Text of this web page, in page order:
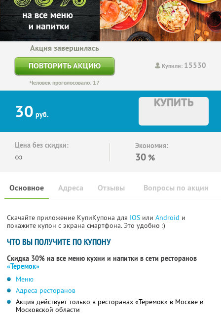
Купили: 15530
Акция завершилась
ПОВТОРИТЬ АКЦИЮ
Человек проголосовало: 17
30 руб.
КУПИТЬ
Цена без скидки:
∞
Экономия:
30 %
Основное Отзывы Вопросы по акции
Адреса
Скачайте приложение КупиКупона для IOS или Android и
покажите купон с экрана смартфона. Это удобно :)
ЧТО ВЫ ПОЛУЧИТЕ ПО КУПОНУ
Скидка 30% на все меню кухни и напитки в сети ресторанов
«Теремок»
Меню
Адреса ресторанов
Акция действует только в ресторанах «Теремок» в Москве и
Московской области